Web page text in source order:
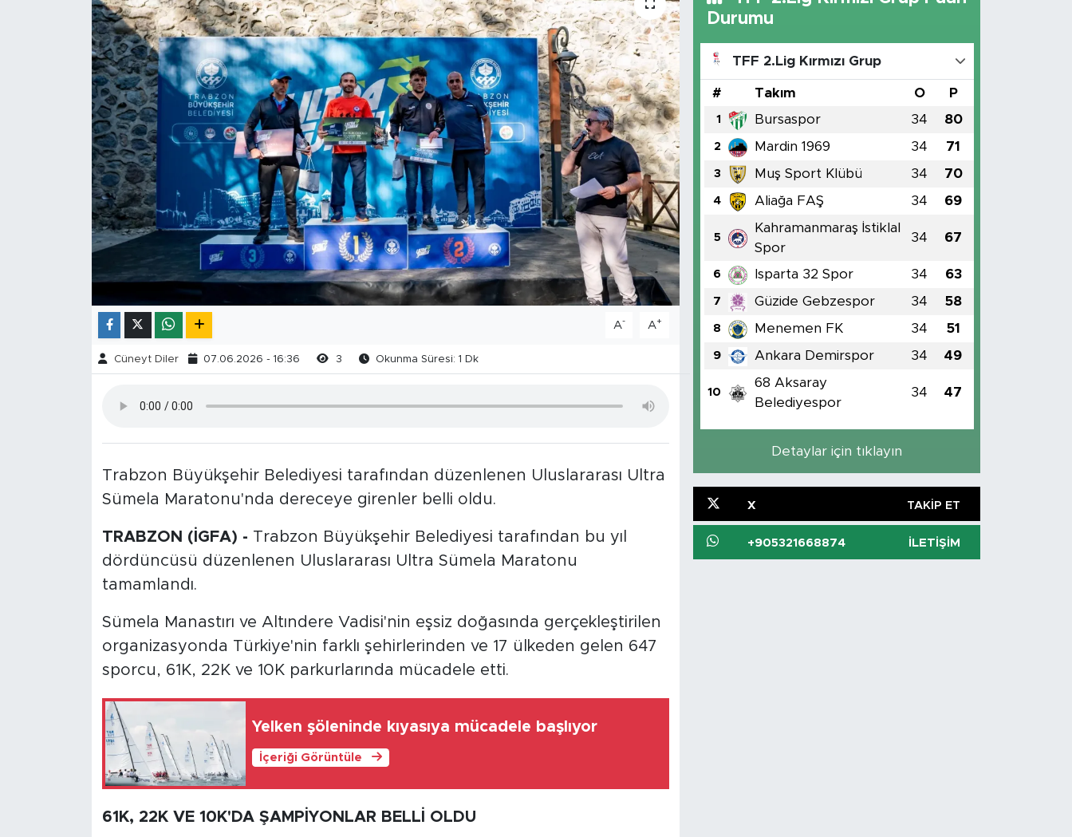
A- A+
Cüneyt Diler 07.06.2026 - 16:36 3 Okunma Süresi: 1 Dk
Trabzon Büyükşehir Belediyesi tarafından düzenlenen Uluslararası Ultra
Sümela Maratonu'nda dereceye girenler belli oldu.
TRABZON (İGFA) - Trabzon Büyükşehir Belediyesi tarafından bu yıl
dördüncüsü düzenlenen Uluslararası Ultra Sümela Maratonu
tamamlandı.
Sümela Manastırı ve Altındere Vadisi'nin eşsiz doğasında gerçekleştirilen
organizasyonda Türkiye'nin farklı şehirlerinden ve 17 ülkeden gelen 647
sporcu, 61K, 22K ve 10K parkurlarında mücadele etti.
Yelken şöleninde kıyasıya mücadele başlıyor
İçeriği Görüntüle
61K, 22K VE 10K'DA ŞAMPİYONLAR BELLİ OLDU
Durumu
TFF 2.Lig Kırmızı Grup
# Takım O P
1 Bursaspor 34 80
2 Mardin 1969 34 71
3 Muş Sport Klübü 34 70
4 Aliağa FAŞ 34 69
5
Kahramanmaraş İstiklal
Spor
34 67
6 Isparta 32 Spor 34 63
7 Güzide Gebzespor 34 58
8 Menemen FK 34 51
9 Ankara Demirspor 34 49
10
68 Aksaray
Belediyespor
34 47
Detaylar için tıklayın
X TAKIP ET
+905321668874 İLETIŞIM